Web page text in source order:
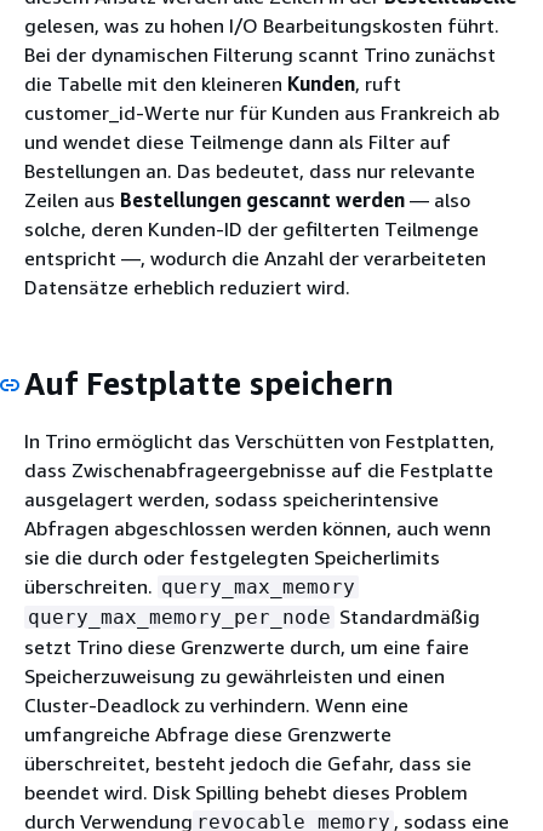
gelesen, was zu hohen I/O Bearbeitungskosten führt.
Bei der dynamischen Filterung scannt Trino zunächst
die Tabelle mit den kleineren Kunden, ruft
customer_id-Werte nur für Kunden aus Frankreich ab
und wendet diese Teilmenge dann als Filter auf
Bestellungen an. Das bedeutet, dass nur relevante
Zeilen aus Bestellungen gescannt werden — also
solche, deren Kunden-ID der gefilterten Teilmenge
entspricht —, wodurch die Anzahl der verarbeiteten
Datensätze erheblich reduziert wird.
Auf Festplatte speichern
In Trino ermöglicht das Verschütten von Festplatten,
dass Zwischenabfrageergebnisse auf die Festplatte
ausgelagert werden, sodass speicherintensive
Abfragen abgeschlossen werden können, auch wenn
sie die durch oder festgelegten Speicherlimits
überschreiten. query_max_memory
query_max_memory_per_node Standardmäßig
setzt Trino diese Grenzwerte durch, um eine faire
Speicherzuweisung zu gewährleisten und einen
Cluster-Deadlock zu verhindern. Wenn eine
umfangreiche Abfrage diese Grenzwerte
überschreitet, besteht jedoch die Gefahr, dass sie
beendet wird. Disk Spilling behebt dieses Problem
durch Verwendung revocable memory , sodass eine